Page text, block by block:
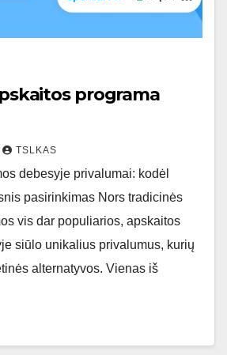
programa
TSLKAS
debesyje privalumai: kodėl
pasirinkimas Nors tradicinės
vis dar populiarios, apskaitos
siūlo unikalius privalumus, kurių
alternatyvos. Vienas iš